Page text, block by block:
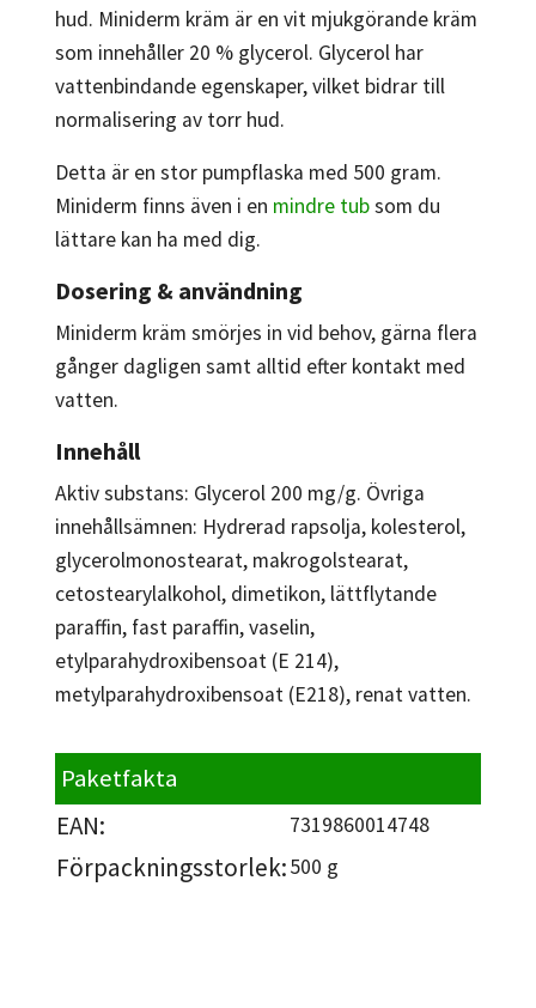
hud. Miniderm kräm är en vit mjukgörande kräm
som innehåller 20 % glycerol. Glycerol har
vattenbindande egenskaper, vilket bidrar till
normalisering av torr hud.
Detta är en stor pumpflaska med 500 gram.
Miniderm finns även i en mindre tubsom du
lättare kan ha med dig.
Dosering & användning
Miniderm kräm smörjes in vid behov, gärna flera
gånger dagligen samt alltid efter kontakt med
vatten.
Innehåll
Aktiv substans: Glycerol 200 mg/g. Övriga
innehållsämnen: Hydrerad rapsolja, kolesterol,
glycerolmonostearat, makrogolstearat,
cetostearylalkohol, dimetikon, lättflytande
paraffin, fast paraffin, vaselin,
etylparahydroxibensoat (E 214),
metylparahydroxibensoat (E218), renat vatten.
Paketfakta
EAN: 7319860014748
Förpackningsstorlek:500 g